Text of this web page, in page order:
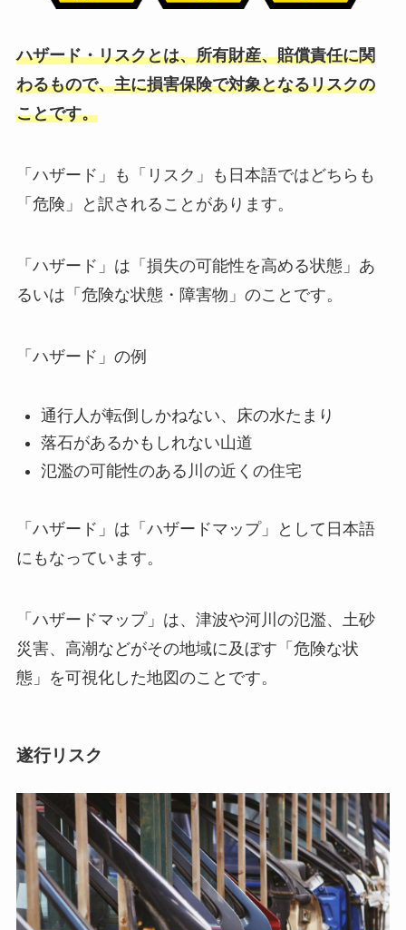
ハザード・リスクとは、所有財産、賠償責任に関
わるもので、主に損害保険で対象となるリスクの
ことです。
「ハザード」も「リスク」も日本語ではどちらも
「危険」と訳されることがあります。
「ハザード」は「損失の可能性を高める状態」あ
るいは「危険な状態・障害物」のことです。
「ハザード」の例
通行人が転倒しかねない、床の水たまり
落石があるかもしれない山道
氾濫の可能性のある川の近くの住宅
「ハザード」は「ハザードマップ」として日本語
にもなっています。
「ハザードマップ」は、津波や河川の氾濫、土砂
災害、高潮などがその地域に及ぼす「危険な状
態」を可視化した地図のことです。
遂行リスク